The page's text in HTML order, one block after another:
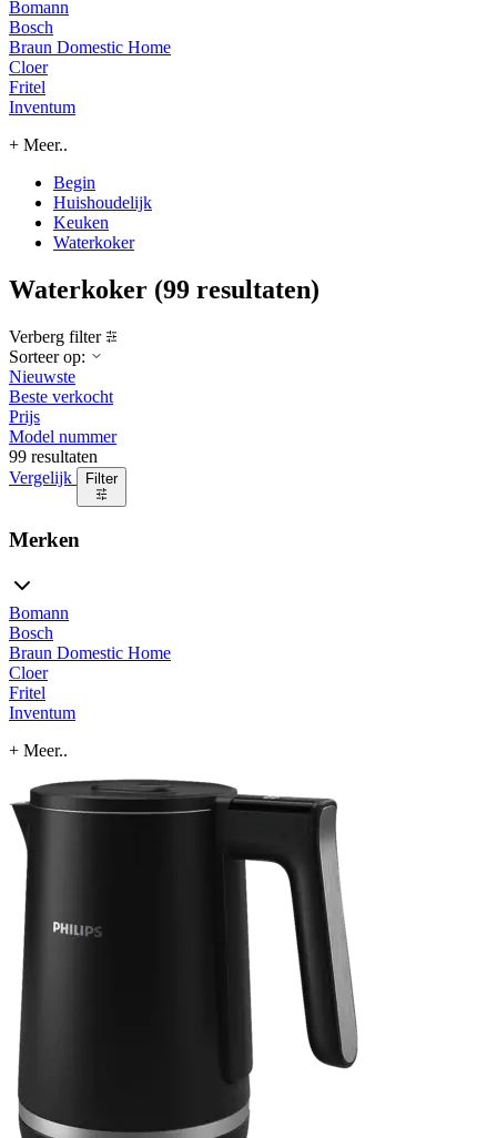
Bomann
Bosch
Braun Domestic Home
Cloer
Fritel
Inventum
+ Meer..
Begin
Huishoudelijk
Keuken
Waterkoker
Waterkoker (99 resultaten)
Verberg filter
Sorteer op:
Nieuwste
Beste verkocht
Prijs
Model nummer
99 resultaten
Vergelijk
Filter
Merken
Bomann
Bosch
Braun Domestic Home
Cloer
Fritel
Inventum
+ Meer..